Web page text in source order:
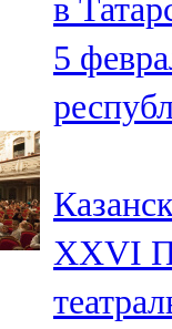
в
5
XXVI